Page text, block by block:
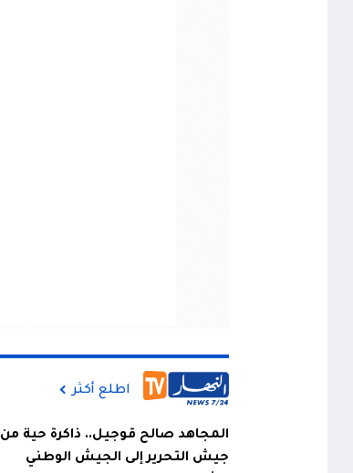
اطلع أكثر
المجاهد صالح قوجيل.. ذاكرة حية من
جيش التحرير إلى الجيش الوطني